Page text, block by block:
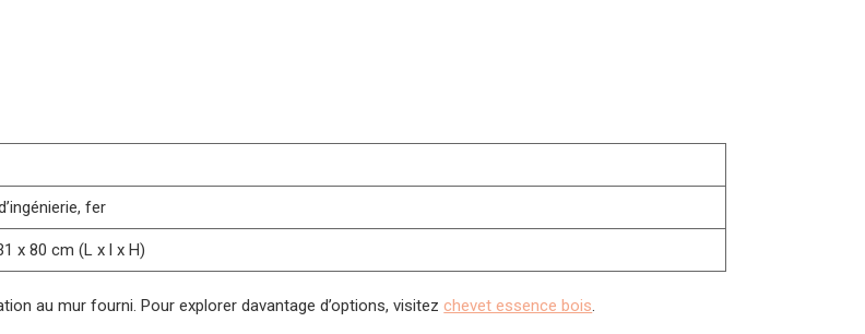
fer
x 80 cm (L x l x H)
au mur fourni. Pour explorer davantage d’options, visitezchevet essence bois.